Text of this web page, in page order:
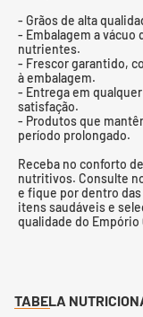
- Grãos de alta
- Embalagem a vácuo
nutrientes.
- Frescor garantido,
à embalagem.
- Entrega em
satisfação.
- Produtos que
período prolongado.
Receba no conforto
nutritivos. Consulte
e fique por dentro
itens saudáveis e
qualidade do Empório
TABELA